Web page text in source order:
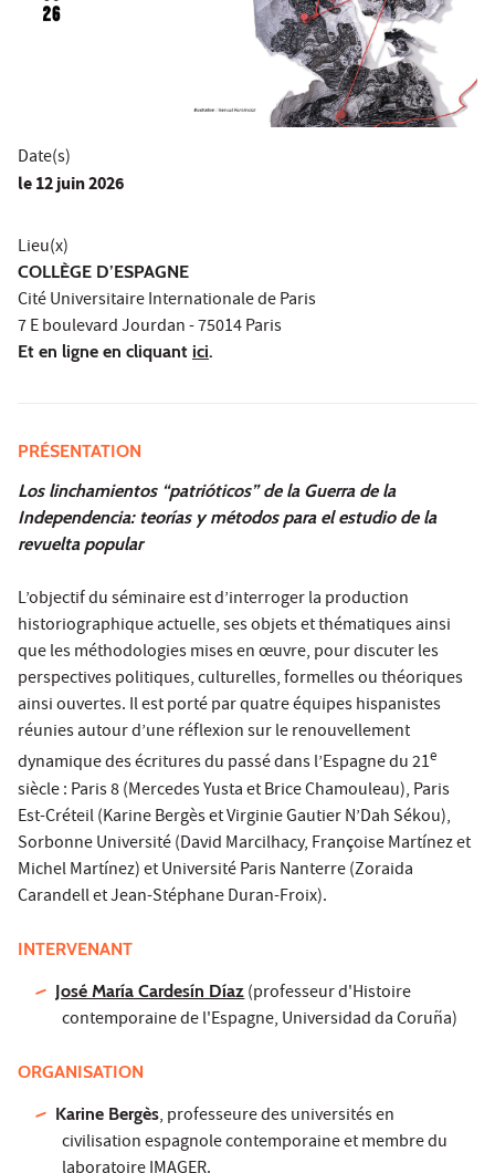
Date(s)
le12 juin 2026
Lieu(x)
COLLÈGE D’ESPAGNE
Cité Universitaire Internationale de Paris
7 E boulevard Jourdan - 75014 Paris
Et en ligne en cliquant ici.
PRÉSENTATION
Los linchamientos “patrióticos” de la Guerra de la
Independencia: teorías y métodos para el estudio de la
revuelta popular
L’objectif du séminaire est d’interroger la production
historiographique actuelle, ses objets et thématiques ainsi
que les méthodologies mises en œuvre, pour discuter les
perspectives politiques, culturelles, formelles ou théoriques
ainsi ouvertes. Il est porté par quatre équipes hispanistes
réunies autour d’une réflexion sur le renouvellement
dynamique des écritures du passé dans l’Espagne du 21e
siècle : Paris 8 (Mercedes Yusta et Brice Chamouleau), Paris
Est-Créteil (Karine Bergès et Virginie Gautier N’Dah Sékou),
Sorbonne Université (David Marcilhacy, Françoise Martínez et
Michel Martínez) et Université Paris Nanterre (Zoraida
Carandell et Jean-Stéphane Duran-Froix).
INTERVENANT
José María Cardesín Díaz(professeur d'Histoire
contemporaine de l'Espagne, Universidad da Coruña)
ORGANISATION
Karine Bergès, professeure des universités en
civilisation espagnole contemporaine et membre du